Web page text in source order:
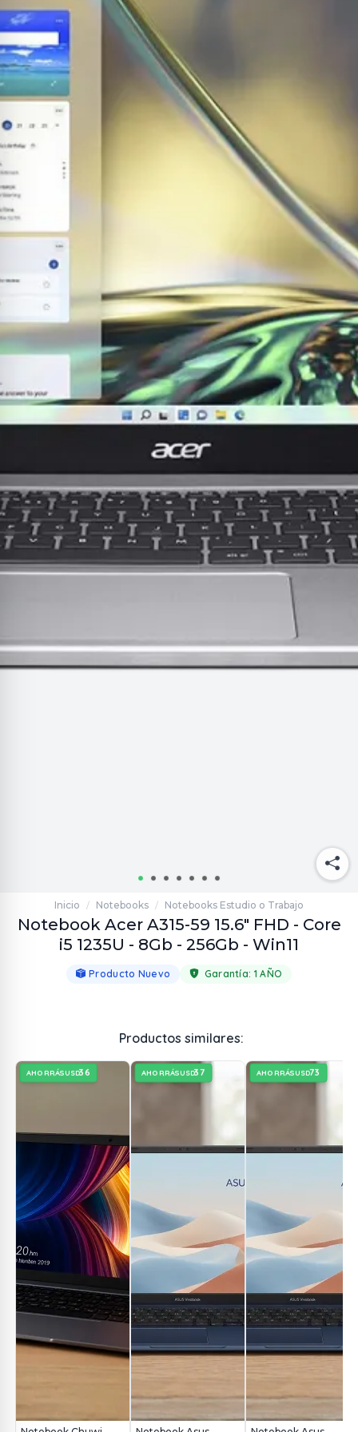
Inicio / Notebooks / Notebooks Estudio o Trabajo
Notebook Acer A315-59 15.6" FHD - Core
i5 1235U - 8Gb - 256Gb - Win11
Producto Nuevo Garantía: 1 AÑO
Productos similares:
AHORRÁSUSD36 AHORRÁSUSD37 AHORRÁSUSD73